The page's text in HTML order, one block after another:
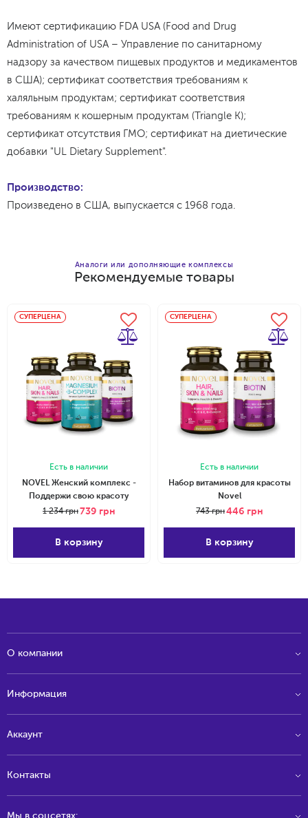
Имеют сертификацию FDA USA (Food and Drug
Administration of USA – Управление по санитарному
надзору за качеством пищевых продуктов и медикаментов
в США); сертификат соответствия требованиям к
халяльным продуктам; сертификат соответствия
требованиям к кошерным продуктам (Triangle K);
сертификат отсутствия ГМО; сертификат на диетические
добавки "UL Dietary Supplement".
Производство:
Произведено в США, выпускается с 1968 года.
Добавить в корзину
Аналоги или дополняющие комплексы
Рекомендуемые товары
СУПЕРЦЕНА
Есть в наличии
NOVEL Женский комплекс -
Поддержи свою красоту
1 234грн 739 грн
В корзину
СУПЕРЦЕНА
Есть в наличии
Набор витаминов для красоты
Novel
743грн 446 грн
В корзину
О компании
Информация
Аккаунт
Контакты
Мы в соцсетях: